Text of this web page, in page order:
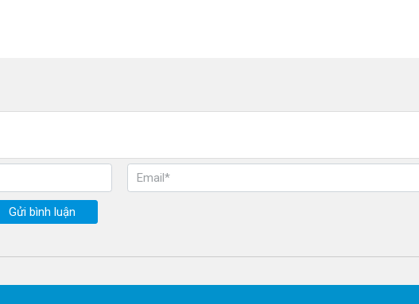
tốt, đạt tiêu chuẩn châu Âu. Đến nay, tổng số nhân viên của Electrolux đã lên
Gửi bình luận